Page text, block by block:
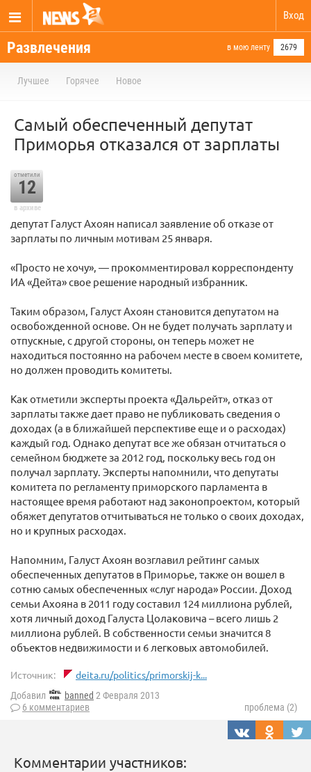
Вход
Развлечения в мою ленту 2679
Лучшее Горячее Новое
Самый обеспеченный депутат
Приморья отказался от зарплаты
отметили
12
в архиве
депутат Галуст Ахоян написал заявление об отказе от
зарплаты по личным мотивам 25 января.
«Просто не хочу», — прокомментировал корреспонденту
ИА «Дейта» свое решение народный избранник.
Таким образом, Галуст Ахоян становится депутатом на
освобожденной основе. Он не будет получать зарплату и
отпускные, с другой стороны, он теперь может не
находиться постоянно на рабочем месте в своем комитете,
но должен проводить комитеты.
Как отметили эксперты проекта «Дальрейт», отказ от
зарплаты также дает право не публиковать сведения о
доходах (а в ближайшей перспективе еще и о расходах)
каждый год. Однако депутат все же обязан отчитаться о
семейном бюджете за 2012 год, поскольку весь год он
получал зарплату. Эксперты напомнили, что депутаты
комитета по регламенту приморского парламента в
настоящее время работают над законопроектом, который
обяжет депутатов отчитываться не только о своих доходах,
но и крупных расходах.
Напомним, Галуст Ахоян возглавил рейтинг самых
обеспеченных депутатов в Приморье, также он вошел в
сотню самых обеспеченных «слуг народа» России. Доход
семьи Ахояна в 2011 году составил 124 миллиона рублей,
хотя личный доход Галуста Цолаковича – всего лишь 2
миллиона рублей. В собственности семьи значится 8
объектов недвижимости и 6 легковых автомобилей.
Источник: deita.ru/politics/primorskij-k...
Добавил banned 2 Февраля 2013
6 комментариев
проблема (2)
Комментарии участников: